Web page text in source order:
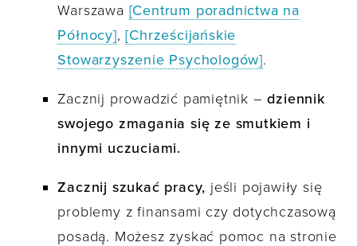
Warszawa [Centrum poradnictwa na
Północy],[Chrześcijańskie
Stowarzyszenie Psychologów].
Zacznij prowadzić pamiętnik –dziennik
swojego zmagania się ze smutkiem i
innymi uczuciami.
Zacznij szukać pracy, jeśli pojawiły się
problemy z finansami czy dotychczasową
posadą. Możesz zyskać pomoc na stronie